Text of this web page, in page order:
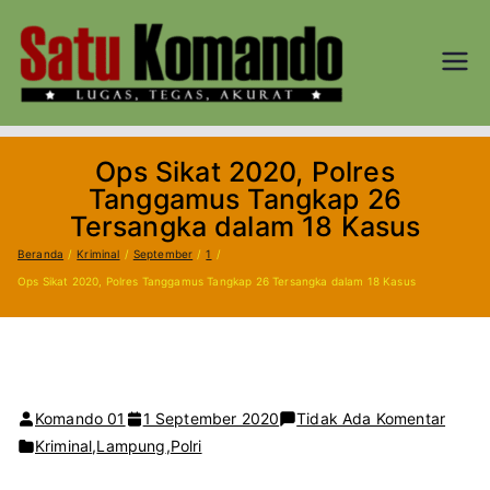
konten
KOM
AND
M
Lugas, Tegas,
Ops Sikat 2020, Polres
Tanggamus Tangkap 26
Tersangka dalam 18 Kasus
Beranda Kriminal September 1
Ops Sikat 2020, Polres Tanggamus Tangkap 26 Tersangka dalam 18 Kasus
Komando 01 1 September 2020 Tidak Ada Komentarpada
Kriminal,Lampung,Polri